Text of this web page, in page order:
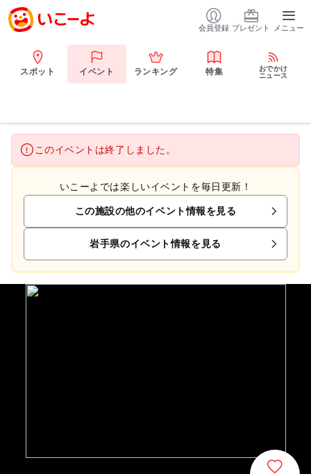
会員登録 プレゼント メニュー
スポット イベント ランキング 特集
おでかけ
ニュース
このイベントは終了しました。
いこーよでは楽しいイベントを毎日更新！
この施設の他のイベント情報を見る
岩手県のイベント情報を見る